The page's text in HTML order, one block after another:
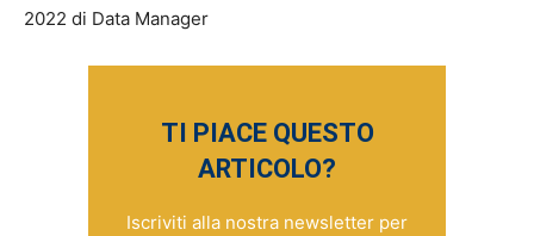
2022 di Data Manager
TI PIACE QUESTO
ARTICOLO?
Iscriviti alla nostra newsletter per